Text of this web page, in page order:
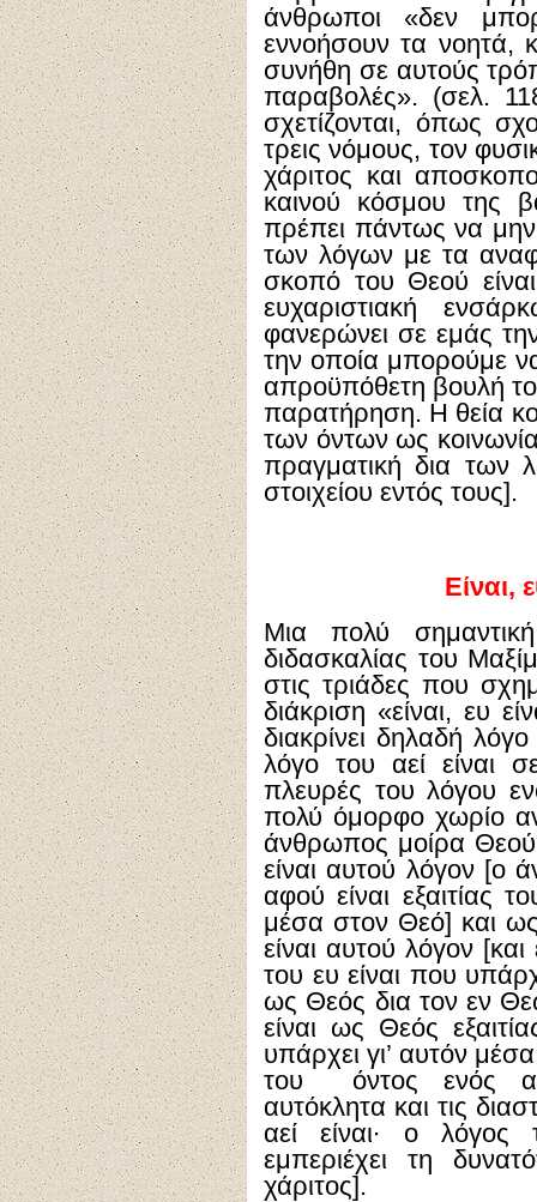
άνθρωποι «δεν
εννοήσουν τα νοητά,
συνήθη σε αυτούς
παραβολές». (σελ.
σχετίζονται, όπως
τρεις νόμους, τον
χάριτος και
καινού κόσμου της
πρέπει πάντως να μην
των λόγων με τα
σκοπό του Θεού
ευχαριστιακή
φανερώνει σε εμάς
την οποία μπορούμε
απροϋπόθετη βουλή
παρατήρηση. Η θεία
των όντων ως
πραγματική δια των
στοιχείου εντός τους].
Είναι,
Μια πολύ
διδασκαλίας του
στις τριάδες που
διάκριση «είναι, ευ
διακρίνει δηλαδή
λόγο του αεί είναι
πλευρές του λόγου
πολύ όμορφο χωρίο
άνθρωπος μοίρα
είναι αυτού λόγον [ο
αφού είναι εξαιτίας
μέσα στον Θεό] και
είναι αυτού λόγον [και
του ευ είναι που
ως Θεός δια τον εν
είναι ως Θεός
υπάρχει γι’ αυτόν
του όντος ενός
αυτόκλητα και τις
αεί είναι∙ ο
εμπεριέχει τη
χάριτος].